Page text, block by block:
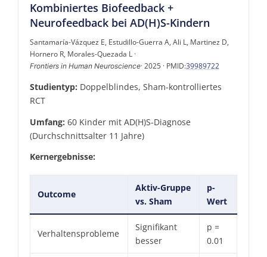
Kombiniertes Biofeedback +
Neurofeedback bei AD(H)S-Kindern
Santamaría-Vázquez E, Estudillo-Guerra A, Ali L, Martinez D,
Hornero R, Morales-Quezada L ·
Frontiers in Human Neuroscience· 2025 · PMID:39989722
Studientyp: Doppelblindes, Sham-kontrolliertes
RCT
Umfang: 60 Kinder mit AD(H)S-Diagnose
(Durchschnittsalter 11 Jahre)
Kernergebnisse:
Outcome
Aktiv-Gruppe
vs. Sham
p-
Wert
Verhaltensprobleme
Signifikant
besser
p =
0.01